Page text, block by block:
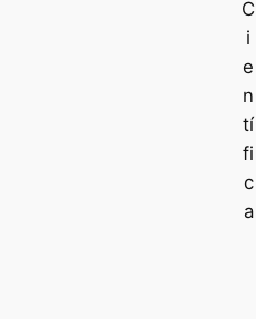
C
i
e
n
tí
fi
c
a